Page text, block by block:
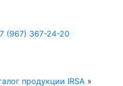
(967) 367-24-20
продукции IRSA »